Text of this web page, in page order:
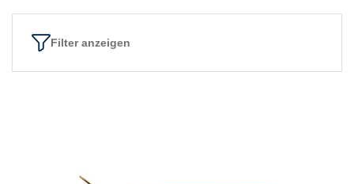
Filter anzeigen